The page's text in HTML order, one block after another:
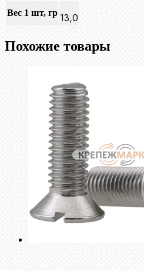
Вес 1 шт, гр 13,0
Похожие товары